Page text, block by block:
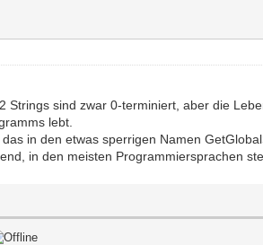
Strings sind zwar 0-terminiert, aber die
lebt.
in den etwas sperrigen Namen
in den meisten Programmiersprachen